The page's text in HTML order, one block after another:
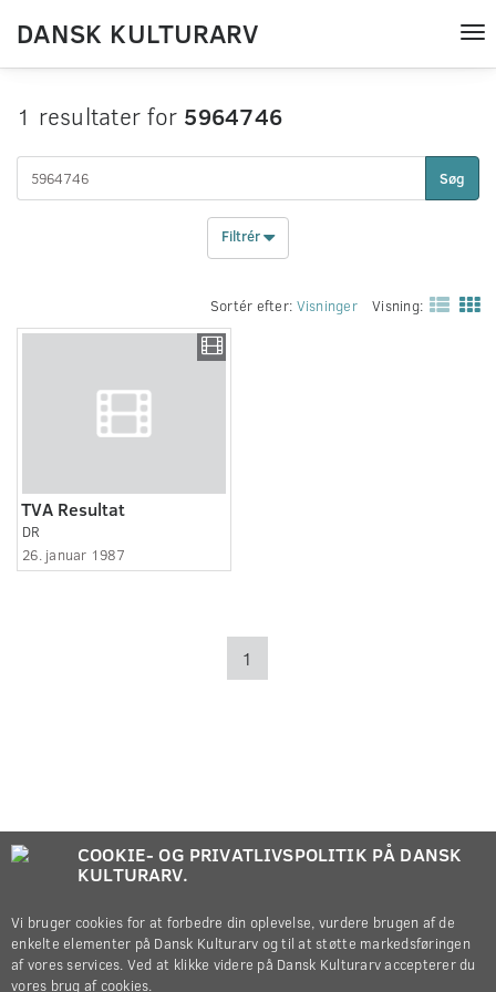
DANSK KULTURARV
1 resultater for 5964746
Søg
Filtrér
Sortér efter: Visninger Visning:
TVA Resultat
DR
26. januar 1987
1
COOKIE- OG PRIVATLIVSPOLITIK PÅ DANSK
KULTURARV.
Vi bruger cookies for at forbedre din oplevelse, vurdere brugen af de
enkelte elementer på Dansk Kulturarv og til at støtte markedsføringen
af vores services. Ved at klikke videre på Dansk Kulturarv accepterer du
vores brug af cookies.